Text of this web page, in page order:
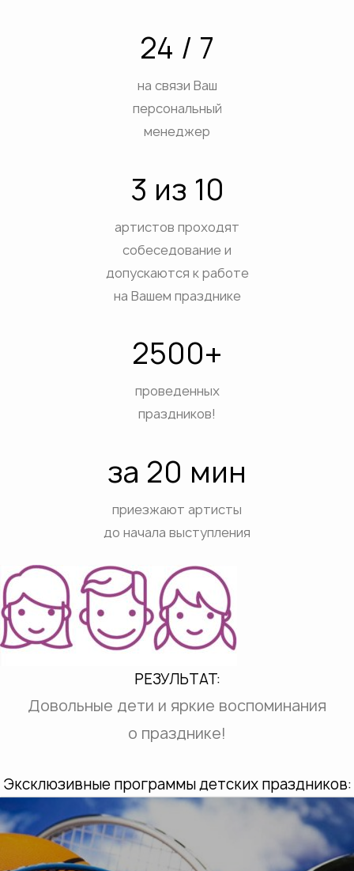
24 / 7
на связи Ваш
персональный
менеджер
3 из 10
артистов проходят
собеседование и
допускаются к работе
на Вашем празднике
2500+
проведенных
праздников!
за 20 мин
приезжают артисты
до начала выступления
РЕЗУЛЬТАТ:
Довольные дети и яркие воспоминания
о празднике!
Эксклюзивные программы детских праздников: